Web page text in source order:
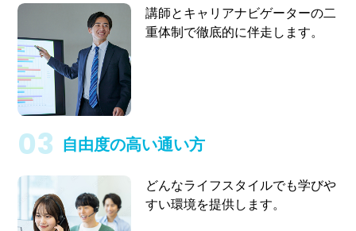
講師とキャリアナビゲーターの二
重体制で徹底的に伴走します。
自由度の高い通い方
どんなライフスタイルでも学びや
すい環境を提供します。